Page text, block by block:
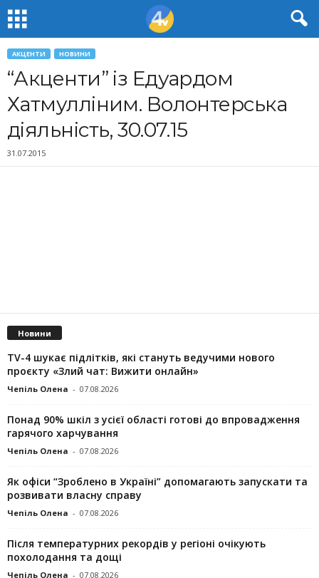
АКЦЕНТИ НОВИНИ
“Акценти” із Едуардом
Хатмулліним. Волонтерська
діяльність, 30.07.15
31.07.2015
Новини
TV-4 шукає підлітків, які стануть ведучими нового
проєкту «Злий чат: Вижити онлайн»
Чепіль Олена - 07.08.2026
Понад 90% шкіл з усієї області готові до впровадження
гарячого харчування
Чепіль Олена - 07.08.2026
Як офіси “Зроблено в Україні” допомагають запускaти та
розвивати власну справу
Чепіль Олена - 07.08.2026
Після температурних рекордів у регіоні очікують
похолодання та дощі
Чепіль Олена - 07.08.2026